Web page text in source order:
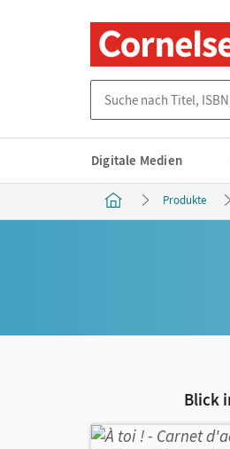
Digitale Medien
Produkte
Blick